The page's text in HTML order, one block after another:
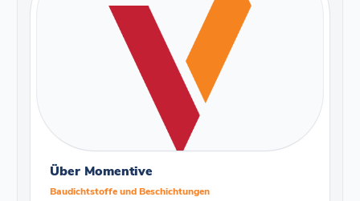
Über Momentive
Baudichtstoffe und Beschichtungen